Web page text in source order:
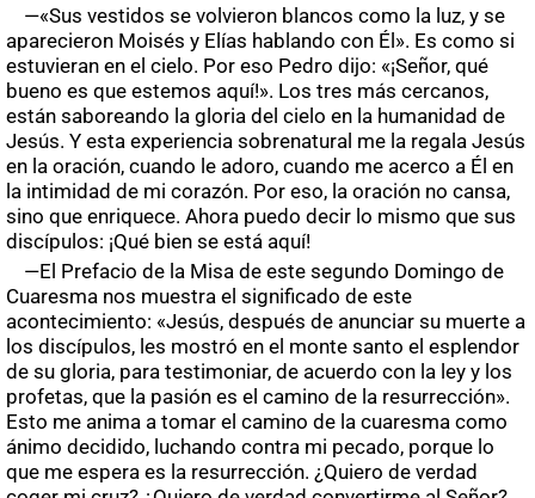
—«Sus vestidos se volvieron blancos como la luz, y se
aparecieron Moisés y Elías hablando con Él». Es como si
estuvieran en el cielo. Por eso Pedro dijo: «¡Señor, qué
bueno es que estemos aquí!». Los tres más cercanos,
están saboreando la gloria del cielo en la humanidad de
Jesús. Y esta experiencia sobrenatural me la regala Jesús
en la oración, cuando le adoro, cuando me acerco a Él en
la intimidad de mi corazón. Por eso, la oración no cansa,
sino que enriquece. Ahora puedo decir lo mismo que sus
discípulos: ¡Qué bien se está aquí!
—El Prefacio de la Misa de este segundo Domingo de
Cuaresma nos muestra el significado de este
acontecimiento: «Jesús, después de anunciar su muerte a
los discípulos, les mostró en el monte santo el esplendor
de su gloria, para testimoniar, de acuerdo con la ley y los
profetas, que la pasión es el camino de la resurrección».
Esto me anima a tomar el camino de la cuaresma como
ánimo decidido, luchando contra mi pecado, porque lo
que me espera es la resurrección. ¿Quiero de verdad